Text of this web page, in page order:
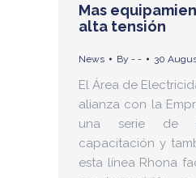
Mas
alta tensión
News By - - 30
El Área de
alianza con la
una serie de
capacitación y
esta línea Rhona